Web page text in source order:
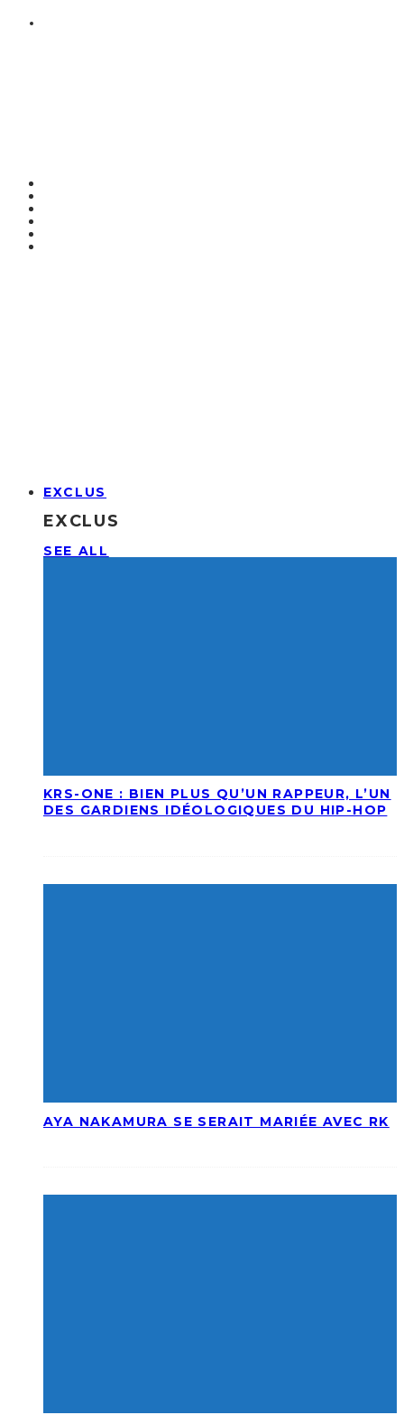
EXCLUS
EXCLUS
SEE ALL
KRS-ONE : BIEN PLUS QU’UN RAPPEUR, L’UN
DES GARDIENS IDÉOLOGIQUES DU HIP-HOP
AYA NAKAMURA SE SERAIT MARIÉE AVEC RK